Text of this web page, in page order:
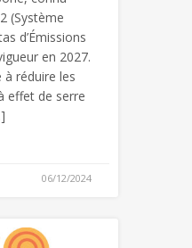
(Système
d’Émissions
en 2027.
à réduire les
effet de serre
06/12/2024